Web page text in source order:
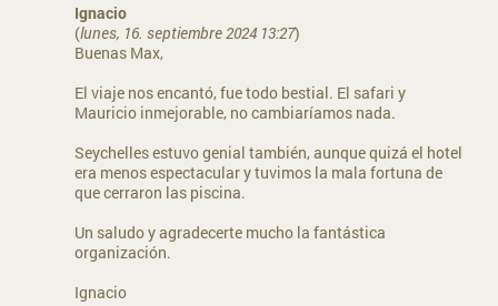
Ignacio
(lunes, 16. septiembre 2024 13:27)
Buenas Max,
El viaje nos encantó, fue todo bestial. El safari y
Mauricio inmejorable, no cambiaríamos nada.
Seychelles estuvo genial también, aunque quizá el hotel
era menos espectacular y tuvimos la mala fortuna de
que cerraron las piscina.
Un saludo y agradecerte mucho la fantástica
organización.
Ignacio